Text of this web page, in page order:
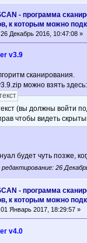
- программа
к которым можно
26 Декабрь 2016, 10:47:08 »
v3.9
сканирования.
можно взять здесь:
(вы должны войти
чтобы видеть
будет чуть позже,
редактирование: 26
- программа
к которым можно
01 Январь 2017, 18:29:57 »
v4.0